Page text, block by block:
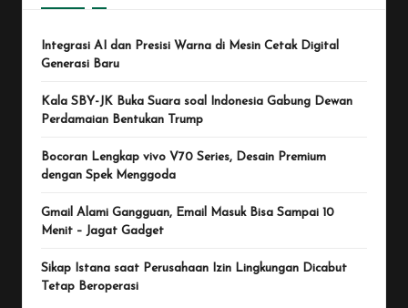
Integrasi AI dan Presisi Warna di Mesin Cetak Digital
Generasi Baru
Kala SBY-JK Buka Suara soal Indonesia Gabung Dewan
Perdamaian Bentukan Trump
Bocoran Lengkap vivo V70 Series, Desain Premium
dengan Spek Menggoda
Gmail Alami Gangguan, Email Masuk Bisa Sampai 10
Menit – Jagat Gadget
Sikap Istana saat Perusahaan Izin Lingkungan Dicabut
Tetap Beroperasi